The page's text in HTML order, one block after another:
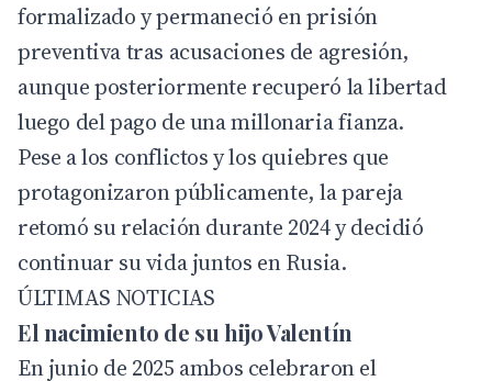
formalizado y permaneció en prisión
preventiva tras acusaciones de agresión,
aunque posteriormente recuperó la libertad
luego del pago de una millonaria fianza.
Pese a los conflictos y los quiebres que
protagonizaron públicamente, la pareja
retomó su relación durante 2024 y decidió
continuar su vida juntos en Rusia.
ÚLTIMAS NOTICIAS
El nacimiento de su hijo Valentín
En junio de 2025 ambos celebraron el